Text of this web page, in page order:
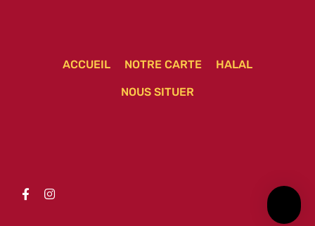
ACCUEIL NOTRE CARTE HALAL
NOUS SITUER